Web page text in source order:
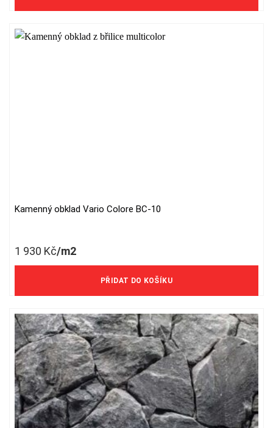
Kamenný obklad Vario Colore BC-10
1 930 Kč/m2
1 595 Kč/m2 bez DPH
PŘIDAT DO KOŠÍKU